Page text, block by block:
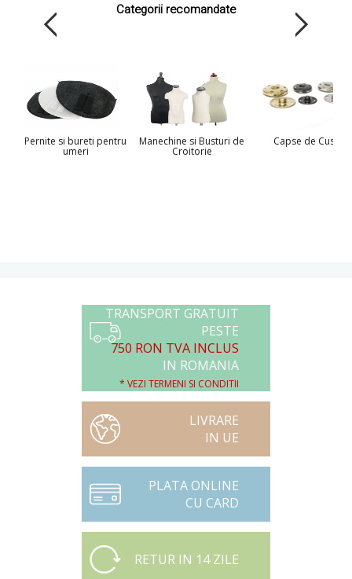
Categorii recomandate
Pernite si bureti pentru
umeri
Manechine si Busturi de
Croitorie
Capse de Cusut
TRANSPORT GRATUIT
PESTE
750 RON TVA INCLUS
IN ROMANIA
* VEZI TERMENI SI CONDITII
LIVRARE
IN UE
PLATA ONLINE
CU CARD
RETUR IN 14 ZILE